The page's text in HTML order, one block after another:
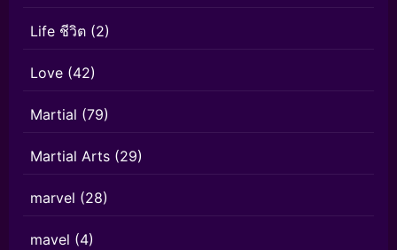
Life ชีวิต (2)
Love (42)
Martial (79)
Martial Arts (29)
marvel (28)
mavel (4)